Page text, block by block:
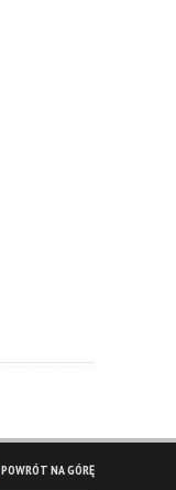
POWRÓT NA GÓRĘ